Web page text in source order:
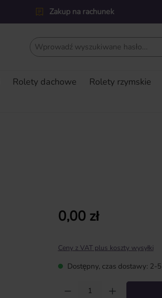
Zakup na rachunek
Rolety dachowe Rolety rzymskie
Cena regularna:
0,00 zł
Ceny z VAT plus koszty wysyłki
Dostępny, czas dostawy: 2-
Ilość produktu: Wprowadź